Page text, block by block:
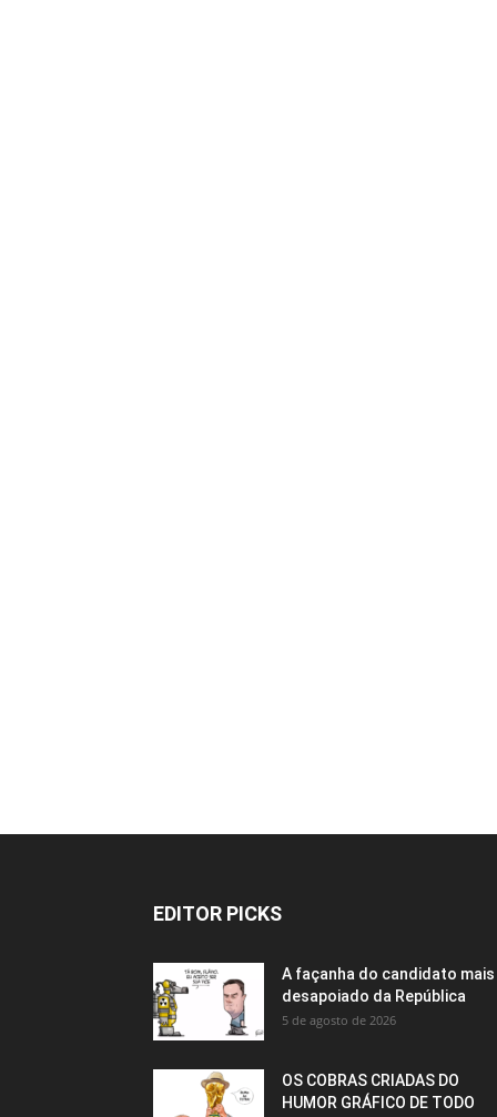
EDITOR PICKS
A façanha do candidato mais
desapoiado da República
5 de agosto de 2026
OS COBRAS CRIADAS DO
HUMOR GRÁFICO DE TODO